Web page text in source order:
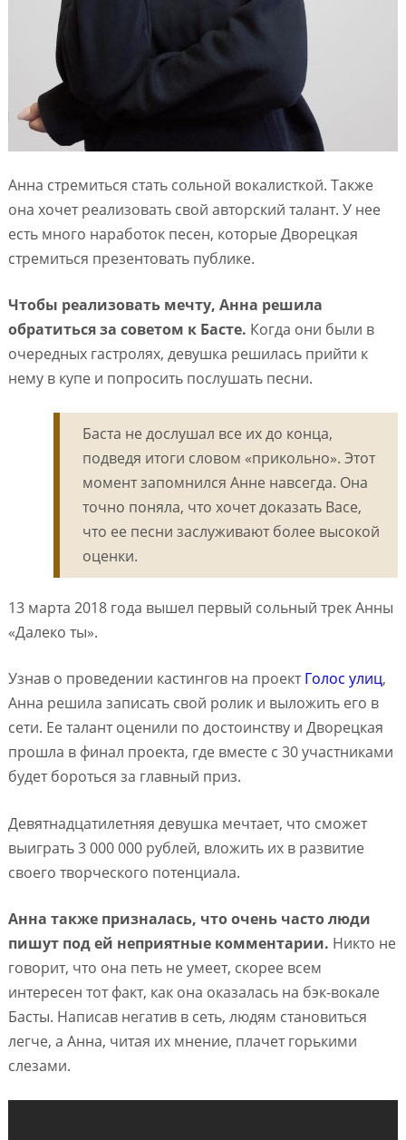
Анна стремиться стать сольной вокалисткой. Также
она хочет реализовать свой авторский талант. У нее
есть много наработок песен, которые Дворецкая
стремиться презентовать публике.
Чтобы реализовать мечту, Анна решила
обратиться за советом к Басте. Когда они были в
очередных гастролях, девушка решилась прийти к
нему в купе и попросить послушать песни.
Баста не дослушал все их до конца,
подведя итоги словом «прикольно». Этот
момент запомнился Анне навсегда. Она
точно поняла, что хочет доказать Васе,
что ее песни заслуживают более высокой
оценки.
13 марта 2018 года вышел первый сольный трек Анны
«Далеко ты».
Узнав о проведении кастингов на проектГолос улиц,
Анна решила записать свой ролик и выложить его в
сети. Ее талант оценили по достоинству и Дворецкая
прошла в финал проекта, где вместе с 30 участниками
будет бороться за главный приз.
Девятнадцатилетняя девушка мечтает, что сможет
выиграть 3 000 000 рублей, вложить их в развитие
своего творческого потенциала.
Анна также призналась, что очень часто люди
пишут под ей неприятные комментарии. Никто не
говорит, что она петь не умеет, скорее всем
интересен тот факт, как она оказалась на бэк-вокале
Басты. Написав негатив в сеть, людям становиться
легче, а Анна, читая их мнение, плачет горькими
слезами.